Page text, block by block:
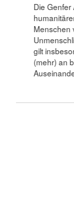
Die
Menschen
gilt
(mehr) an